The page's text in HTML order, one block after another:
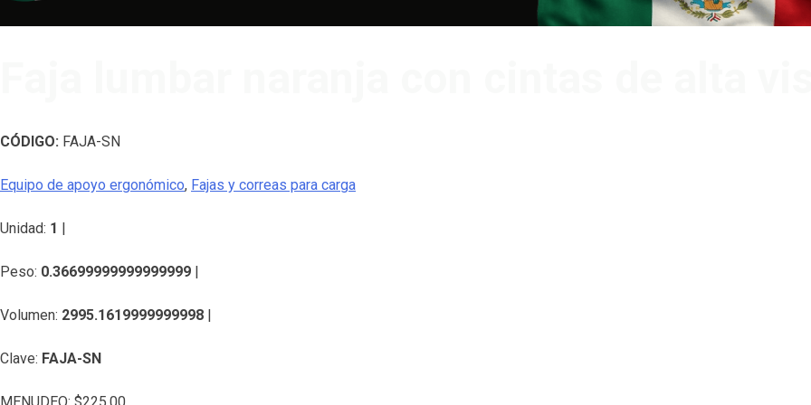
CÓDIGO: FAJA-SN
Equipo de apoyo ergonómico, Fajas y correas para carga
Unidad: 1
Peso: 0.36699999999999999
Volumen: 2995.1619999999998
Clave: FAJA-SN